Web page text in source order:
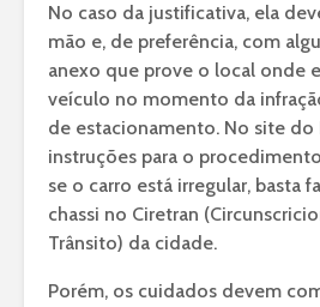
No caso da justificativa, ela
mão e, de preferência, com
anexo que prove o local onde
veículo no momento da
de estacionamento. No site do
instruções para o
se o carro está irregular, basta
chassi no Ciretran
Trânsito) da cidade.
Porém, os cuidados devem